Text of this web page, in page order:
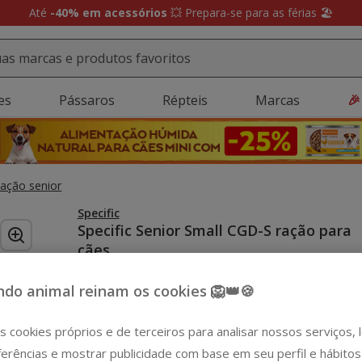
Até -40% em acessórios 💥 Prepara-se para as férias 🏖️
Pássaros Répteis Marcas
senior
Specific
Specific Senior Small CGD-S ração para
cães
Peso:1 kg
1 kg
8.79€
animal reinam os cookies 🦁👑🍪
cookies próprios e de terceiros para analisar nossos serviços,
e mostrar publicidade com base em seu perfil e